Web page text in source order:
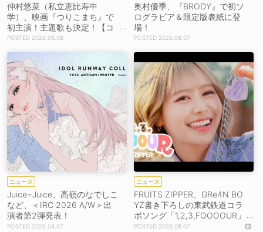
仲村悠菜（私立恵比寿中
学）、映画『つりこまち』で
初主演！主題歌も決定！【コ
メントあり】
2026.08.08
奥村優季、『BRODY』で初ソ
ログラビア＆限定版表紙に登
場！
2026.08.07
ニュース
Juice=Juice、高嶺のなでしこ
など、＜IRC 2026 A/W＞出
演者第2弾発表！
2026.08.07
ニュース
FRUITS ZIPPER、GRe4N BO
YZ書き下ろしの東武鉄道コラ
ボソング「1,2,3,FOOOOUR」
をリリース＆MV公開！
2026.08.07